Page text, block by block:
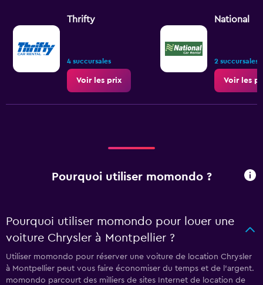
Thrifty
4 succursales
Voir les prix
National
2 succursales
Voir les
Pourquoi utiliser momondo ?
Pourquoi utiliser momondo pour louer une
voiture Chrysler à Montpellier ?
Utiliser momondo pour réserver une voiture de location Chrysler
à Montpellier peut vous faire économiser du temps et de l'argent.
momondo parcourt des milliers de sites Internet de location de